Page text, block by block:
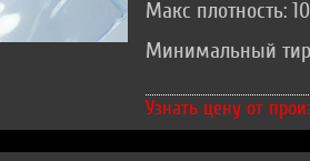
Макс плотность:
Минимальный
Узнать цену от